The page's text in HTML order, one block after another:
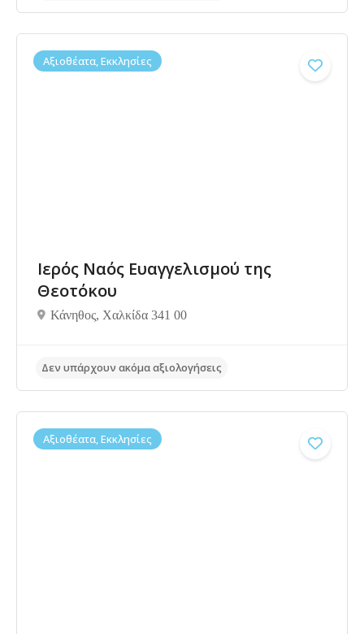
Δεν υπάρχουν ακόμα αξιολογήσεις
Δεν υπάρχουν ακόμα αξιολογήσεις
Αξιοθέατα, Εκκλησίες
Ιερός Ναός Ευαγγελισμού της
Θεοτόκου
Κάνηθος, Χαλκίδα 341 00
Αξιοθέατα, Εκκλησίες